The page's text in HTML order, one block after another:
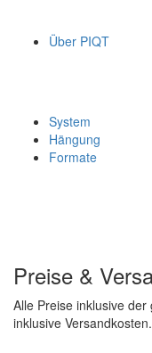
Über PIQT
System
Hängung
Formate
Preise &
Alle Preise inklusive
inklusive Versandkosten.